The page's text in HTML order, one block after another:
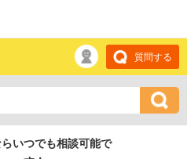
質問する
いつでも相談可能で